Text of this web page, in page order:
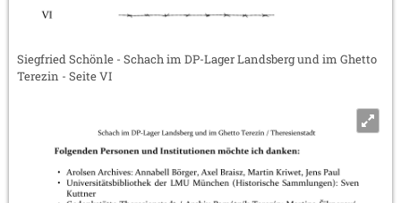
Siegfried Schönle - Schach im DP-Lager Landsberg und im Ghetto
Terezin - Seite VI